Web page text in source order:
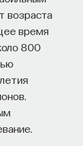
возраста
время
800
и это
буквально
чайника